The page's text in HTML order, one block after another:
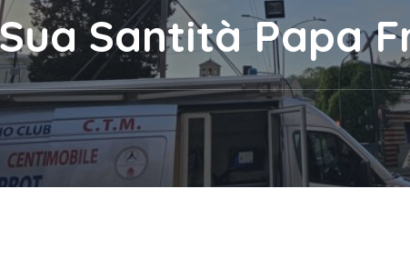
Santità Papa